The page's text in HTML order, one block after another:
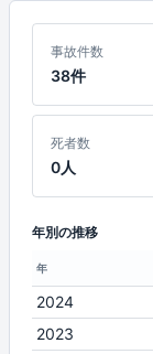
事故件数
38件
死者数
0人
年別の推移
年
2024
2023